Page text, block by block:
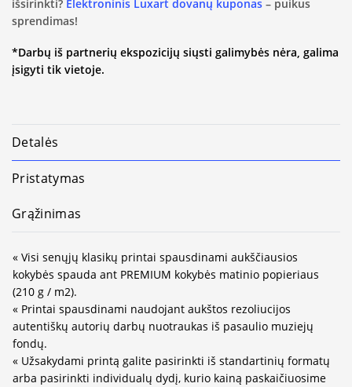
išsirinkti? Elektroninis Luxart dovanų kuponas – puikus
sprendimas!
*Darbų iš partnerių ekspozicijų siųsti galimybės nėra, galima
įsigyti tik vietoje.
Detalės
Pristatymas
Grąžinimas
« Visi senųjų klasikų printai spausdinami aukščiausios
kokybės spauda ant PREMIUM kokybės matinio popieriaus
(210 g / m2).
« Printai spausdinami naudojant aukštos rezoliucijos
autentiškų autorių darbų nuotraukas iš pasaulio muziejų
fondų.
« Užsakydami printą galite pasirinkti iš standartinių formatų
arba pasirinkti individualų dydį, kurio kainą paskaičiuosime